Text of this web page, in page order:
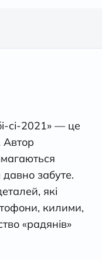
сі-2021» — це
Автор
давно забуте.
які
килими,
«радянів»